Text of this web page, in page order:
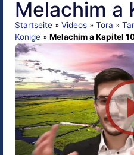
Melachim a
Startseite » Videos » Tora »
Könige » Melachim a Kapitel